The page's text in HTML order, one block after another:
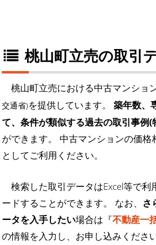
桃山町立売の取引
桃山町立売における中古マンショ
交通省)を提供しています。 築年数、
て、条件が類似する過去の取引事例
ができます。 中古マンションの価
としてご利用ください。
検索した取引データはExcel等で利
ードすることができます。 なお、 さ
ータを入手したい場合は『不動産一
の情報を入力し、お申し込みください